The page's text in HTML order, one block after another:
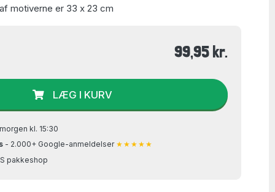
motiverne er 33 x 23 cm
99,95 kr.
LÆG I KURV
kl. 15:30
- 2.000+ Google-anmeldelser ★★★★★
pakkeshop